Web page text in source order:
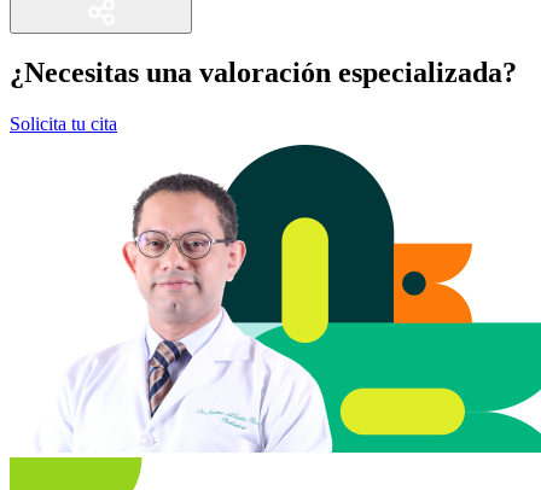
¿Necesitas una valoración especializada?
Solicita tu cita